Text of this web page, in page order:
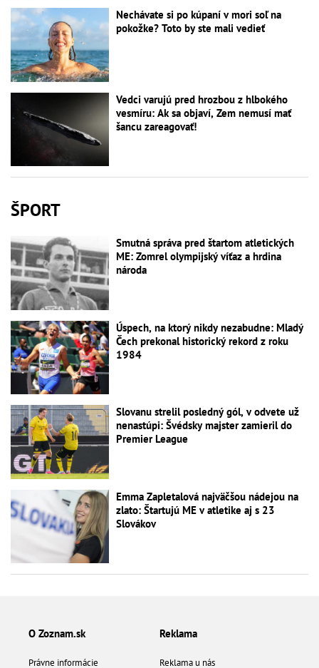
Nechávate si po kúpaní v mori soľ na
pokožke? Toto by ste mali vedieť
Vedci varujú pred hrozbou z hlbokého
vesmíru: Ak sa objaví, Zem nemusí mať
šancu zareagovať!
ŠPORT
Smutná správa pred štartom atletických
ME: Zomrel olympijský víťaz a hrdina
národa
Úspech, na ktorý nikdy nezabudne: Mladý
Čech prekonal historický rekord z roku
1984
Slovanu strelil posledný gól, v odvete už
nenastúpi: Švédsky majster zamieril do
Premier League
Emma Zapletalová najväčšou nádejou na
zlato: Štartujú ME v atletike aj s 23
Slovákov
O Zoznam.sk
Právne informácie
Reklama
Reklama u nás